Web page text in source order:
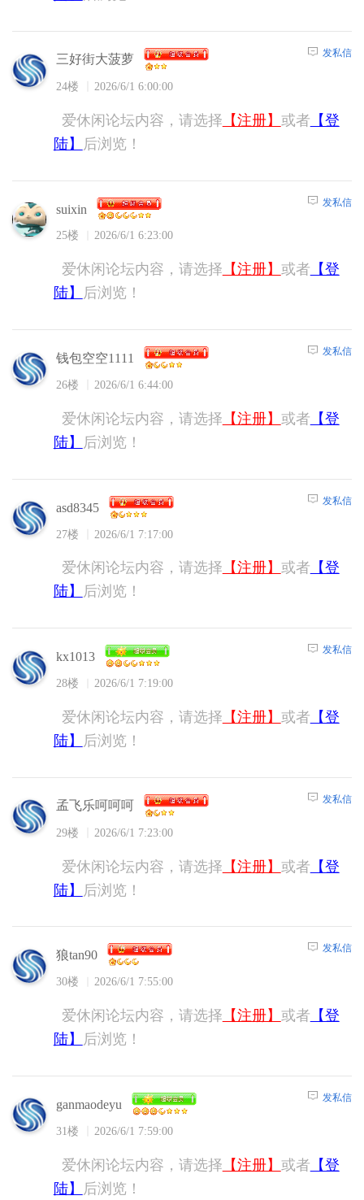
三好街大菠萝
24楼 2026/6/1 6:00:00
发私信
爱休闲论坛内容，请选择 【注册】 或者 【登
陆】
后浏览！
suixin
25楼 2026/6/1 6:23:00
发私信
爱休闲论坛内容，请选择 【注册】 或者 【登
陆】
后浏览！
钱包空空1111
26楼 2026/6/1 6:44:00
发私信
爱休闲论坛内容，请选择 【注册】 或者 【登
陆】
后浏览！
asd8345
27楼 2026/6/1 7:17:00
发私信
爱休闲论坛内容，请选择 【注册】 或者 【登
陆】
后浏览！
kx1013
28楼 2026/6/1 7:19:00
发私信
爱休闲论坛内容，请选择 【注册】 或者 【登
陆】
后浏览！
孟飞乐呵呵呵
29楼 2026/6/1 7:23:00
发私信
爱休闲论坛内容，请选择 【注册】 或者 【登
陆】
后浏览！
狼tan90
30楼 2026/6/1 7:55:00
发私信
爱休闲论坛内容，请选择 【注册】 或者 【登
陆】
后浏览！
ganmaodeyu
31楼 2026/6/1 7:59:00
发私信
爱休闲论坛内容，请选择 【注册】 或者 【登
陆】
后浏览！